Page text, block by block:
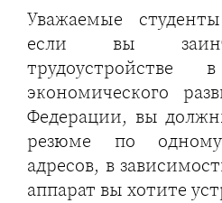
Уважаемые
если вы
трудоустройстве
экономического
Федерации, вы
резюме по
адресов, в
аппарат вы хотите